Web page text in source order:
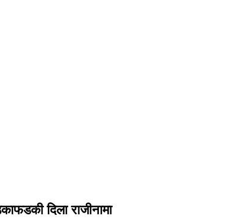
दिला राजीनामा